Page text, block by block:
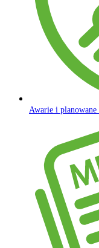
Awarie i planowane